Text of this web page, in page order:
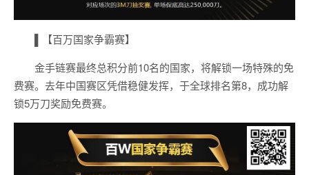
▌【百万国家争霸赛】
金手链赛最终总积分前10名的国家，将解锁一场特殊的免
费赛。去年中国赛区凭借稳健发挥，于全球排名第8，成功解
锁5万刀奖励免费赛。